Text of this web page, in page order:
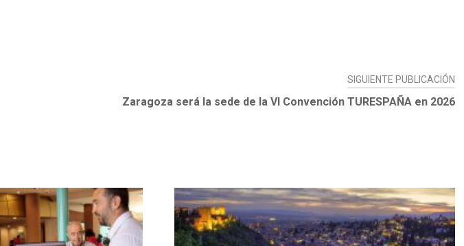
SIGUIENTE PUBLICACIÓN
Zaragoza será la sede de la VI Convención TURESPAÑA en 2026